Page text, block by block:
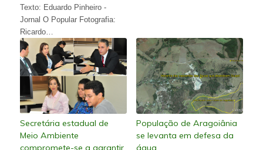
Texto: Eduardo Pinheiro -
Jornal O Popular Fotografia:
Ricardo…
Secretária estadual de
Meio Ambiente
compromete-se a garantir
População de Aragoiânia
se levanta em defesa da
água